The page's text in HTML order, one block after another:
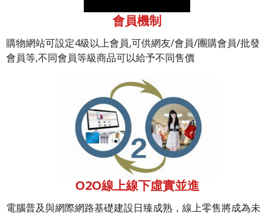
會員機制
購物網站可設定4級以上會員,可供網友/會員/團購會員/批發
會員等,不同會員等級商品可以給予不同售價
O2O線上線下虛實並進
電腦普及與網際網路基礎建設日臻成熟，線上零售將成為未